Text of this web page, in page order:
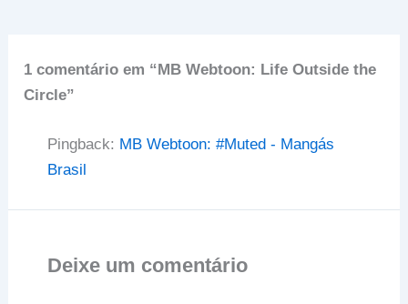
1 comentário em “MB Webtoon: Life Outside the
Circle”
Pingback: MB Webtoon: #Muted - Mangás
Brasil
Deixe um comentário